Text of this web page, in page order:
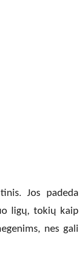
Jos padeda
ligų, tokių kaip
nes gali